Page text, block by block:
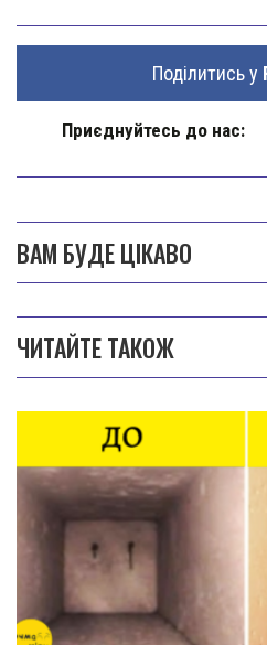
Поділитись у
Приєднуйтесь до нас:
ВАМ БУДЕ ЦІКАВО
ЧИТАЙТЕ ТАКОЖ